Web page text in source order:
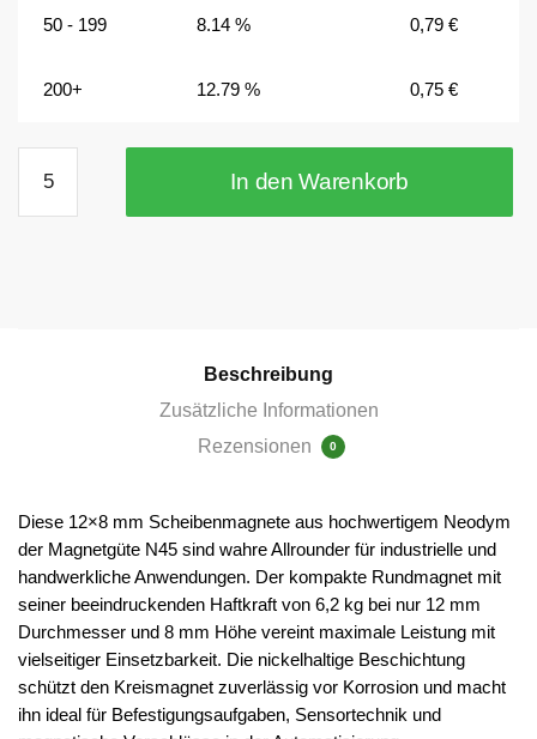
50 - 199 8.14 % 0,79€
200+ 12.79 % 0,75€
mm
Scheibenmagnete
In den Warenkorb
Beschreibung
Zusätzliche Informationen
Rezensionen
0
Diese 12×8 mm Scheibenmagnete aus hochwertigem Neodym
der Magnetgüte N45 sind wahre Allrounder für industrielle und
handwerkliche Anwendungen. Der kompakte Rundmagnet mit
seiner beeindruckenden Haftkraft von 6,2 kg bei nur 12 mm
Durchmesser und 8 mm Höhe vereint maximale Leistung mit
vielseitiger Einsetzbarkeit. Die nickelhaltige Beschichtung
schützt den Kreismagnet zuverlässig vor Korrosion und macht
ihn ideal für Befestigungsaufgaben, Sensortechnik und